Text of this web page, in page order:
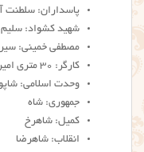
پاسداران: سلطنت
شهید کشواد: سلیم
مصطفی خمینی:
کارگر: ۳۰ متری امیرآباد
وحدت اسلامی:
جمهوری: شاه
کمیل: شاهرخ
انقلاب: شاهرضا